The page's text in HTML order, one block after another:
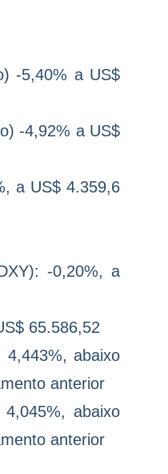
-5,40% a US$
-4,92% a US$
a US$ 4.359,6
-0,20%, a
65.586,52
4,443%, abaixo
anterior
abaixo
anterior